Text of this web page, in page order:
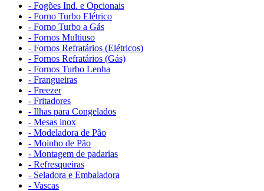
- Fogões Ind. e Opcionais
- Forno Turbo Elétrico
- Forno Turbo a Gás
- Fornos Multiuso
- Fornos Refratários (Elétricos)
- Fornos Refratários (Gás)
- Fornos Turbo Lenha
- Frangueiras
- Freezer
- Fritadores
- Ilhas para Congelados
- Mesas inox
- Modeladora de Pão
- Moinho de Pão
- Montagem de padarias
- Refresqueiras
- Seladora e Embaladora
- Vascas